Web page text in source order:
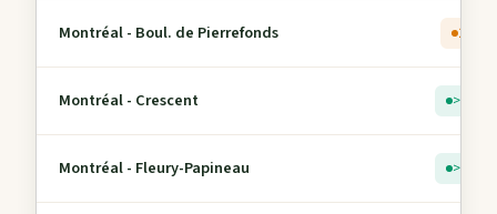
Montréal - Boul. de Pierrefonds 2
Montréal - Crescent > 5
Montréal - Fleury-Papineau > 5